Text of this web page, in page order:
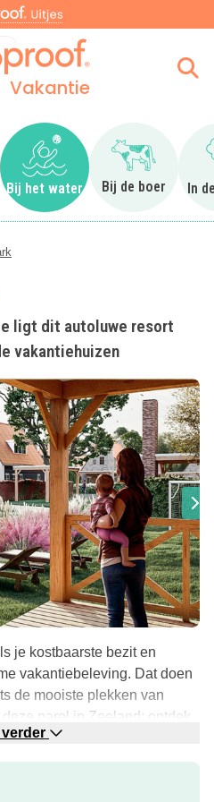
Vakantie
Aan de kust
Bij het water
Ga naar Bij het water
Bij de boer
Ga naar Bij
In
ligt dit autoluwe resort
vakantiehuizen
je kostbaarste bezit en
vakantiebeleving. Dat doen
de mooiste plekken van
parel in Zeeland; ontdek
een
verder